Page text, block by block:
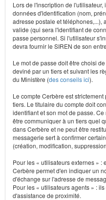
Lors de l'inscription de
données d'identification (nom,
adresse postale et téléphones,...),
valide (qui sera l'identifiant de
passe personnel. Si l'utilisateur
devra fournir le SIREN de son
Le mot de passe doit être choisi
deviné par un tiers et suivant les
du Ministère (des conseils ici).
Le compte Cerbère est
tiers. Le titulaire du compte doit
identifiant et son mot de passe.
être communiquer à un tiers quel
dans Cerbère et ne peut être
messagerie sert à confirmer
(création, modification,
Pour les « utilisateurs externes » :
Cerbère permet d'en indiquer un
d'échange sur l'adresse de
Pour les « utilisateurs agents » :
d'assistance de proximité.